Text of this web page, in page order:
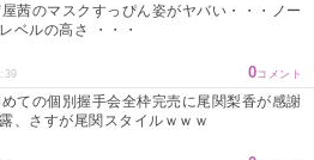
屋茜のマスクすっぴん姿がヤバい・・・ノー
ベルの高さ ・・・
0コメント
めての個別握手会全枠完売に尾関梨香が感謝
、さすが尾関スタイルｗｗｗ